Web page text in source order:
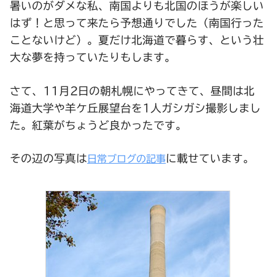
暑いのがダメな私、南国よりも北国のほうが楽しい
はず！と思って来たら予想通りでした（南国行った
ことないけど）。夏だけ北海道で暮らす、という壮
大な夢を持っていたりもします。
さて、11月2日の朝札幌にやってきて、昼間は北
海道大学や羊ケ丘展望台を1人ガシガシ撮影しまし
た。紅葉がちょうど良かったです。
その辺の写真は 日常ブログの記事に載せています。